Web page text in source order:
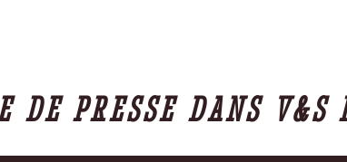
DE PRESSE DANS V&S